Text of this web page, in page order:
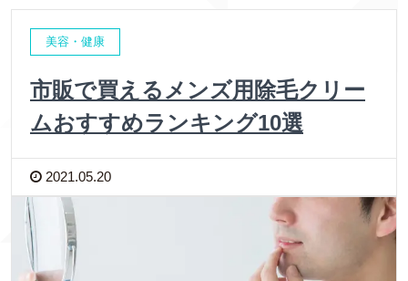
美容・健康
市販で買えるメンズ用除毛クリー
ムおすすめランキング10選
2021.05.20